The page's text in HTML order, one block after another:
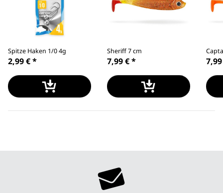
Spitze Haken 1/0 4g
2,99 €*
Sheriff 7 cm
7,99 €*